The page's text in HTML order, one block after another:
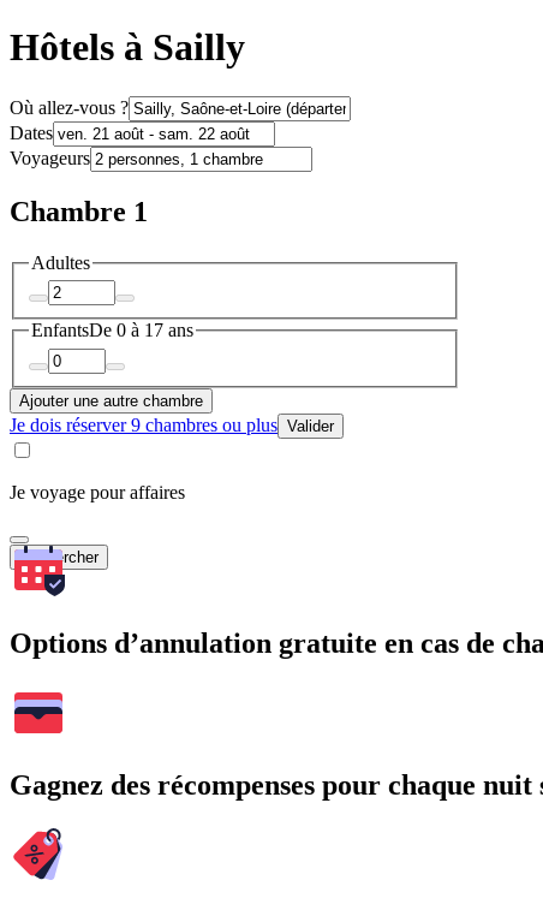
Hôtels à Sailly
Où allez-vous ?
Dates
Voyageurs
Chambre 1
Adultes
EnfantsDe 0 à 17 ans
Ajouter une autre chambre
Je dois réserver 9 chambres ou plus Valider
Je voyage pour affaires
Rechercher
Options d’annulation gratuite en cas de
Gagnez des récompenses pour chaque nuit